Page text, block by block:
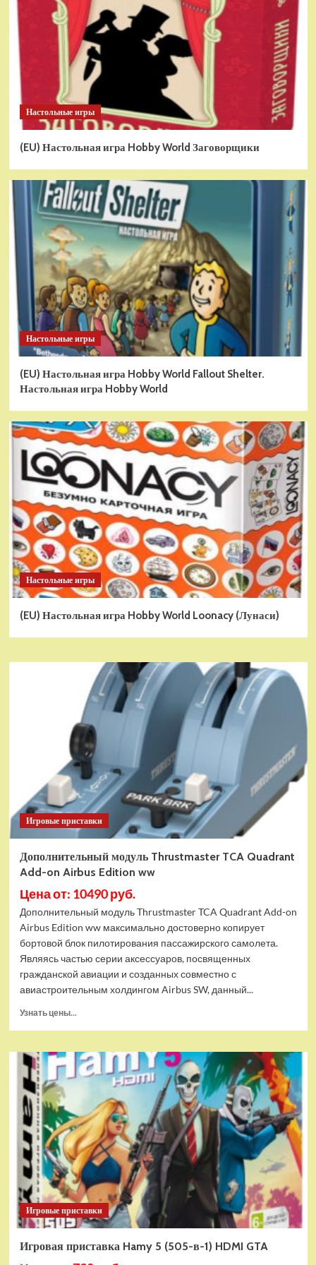
Настольные игры
(EU) Настольная игра Hobby World Заговорщики
Настольные игры
(EU) Настольная игра Hobby World Fallout Shelter.
Настольная игра Hobby World
Настольные игры
(EU) Настольная игра Hobby World Loonacy (Лунаси)
Игровые приставки
Дополнительный модуль Thrustmaster TCA Quadrant
Add-on Airbus Edition ww
Цена от: 10490 руб.
Дополнительный модуль Thrustmaster TCA Quadrant Add-on
Airbus Edition ww максимально достоверно копирует
бортовой блок пилотирования пассажирского самолета.
Являясь частью серии аксессуаров, посвященных
гражданской авиации и созданных совместно с
авиастроительным холдингом Airbus SW, данный...
Узнать цены...
Дополнительный
модуль
Thrustmaster
Quadrant
Add-
on
Airbus
Edition
ww
Игровые приставки
Игровая приставка Hamy 5 (505-в-1) HDMI GTA